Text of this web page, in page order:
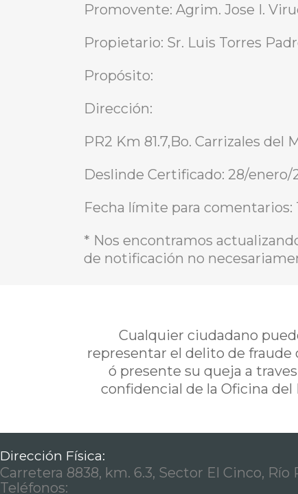
Promovente: Agrim. Jose I.
Propietario: Sr. Luis Torres
Propósito:
Dirección:
PR2 Km 81.7,Bo. Carrizales del
Deslinde Certificado: 28/enero/
Fecha límite para comentarios:
* Nos encontramos
de notificación no
Cualquier ciudadano
representar el delito de fraude
ó presente su queja a
confidencial de la Oficina
Dirección Física:
Carretera 8838, km. 6.3, Sector El Cinco, Río
Teléfonos: